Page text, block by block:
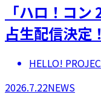
「ハロ！コ
占生配信決定！
HELLO!
2026.7.22NEWS